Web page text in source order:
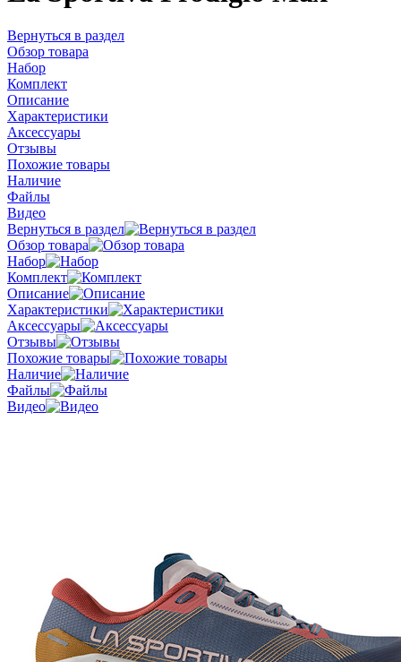
Вернуться в раздел
Обзор товара
Набор
Комплект
Описание
Характеристики
Аксессуары
Отзывы
Похожие товары
Наличие
Файлы
Видео
Вернуться в раздел
Обзор товара
Набор
Комплект
Описание
Характеристики
Аксессуары
Отзывы
Похожие товары
Наличие
Файлы
Видео